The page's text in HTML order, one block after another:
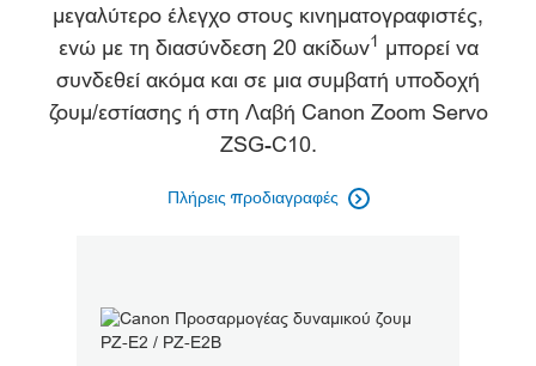
μεγαλύτερο έλεγχο στους κινηματογραφιστές,
ενώ με τη διασύνδεση 20 ακίδων1 μπορεί να
συνδεθεί ακόμα και σε μια συμβατή υποδοχή
ζουμ/εστίασης ή στη Λαβή Canon Zoom Servo
ZSG-C10.
Πλήρεις προδιαγραφές 